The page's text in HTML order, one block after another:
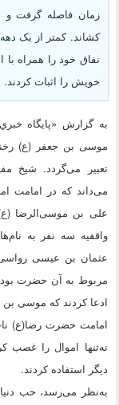
زمان فاصله گرفت و
کشاند. کمتر از یک دهه
نفاق خود را همراه
خویش را اثبات کردند.
به گزارش «پايگاه
موسی بن جعفر (ع)
تعبیر می‌گردد. شیخ
می‌داند که در امامت
علی بن موسی‌الرضا (ع)
واقفیه سه نفر به
عثمان بن عیسی رواسی
مربوط به آن حضرت بود
ادعا کردند که موسی
امامت حضرت رضا(ع)
نه‌تنها اموال را غصب
دیگر استفاده کردند.
به‌نظر می‌رسد، حب